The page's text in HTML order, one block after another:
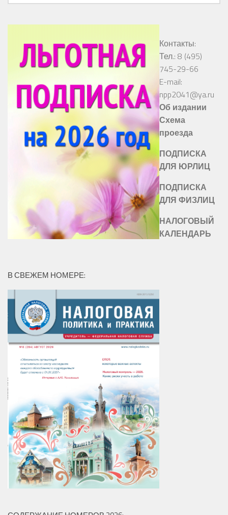
Контакты:
Тел.: 8 (495)
745-29-66
E-mail:
npp2041@ya.ru
Об издании
Схема
проезда
ПОДПИСКА
ДЛЯ ЮРЛИЦ
ПОДПИСКА
ДЛЯ ФИЗЛИЦ
НАЛОГОВЫЙ
КАЛЕНДАРЬ
В СВЕЖЕМ НОМЕРЕ: